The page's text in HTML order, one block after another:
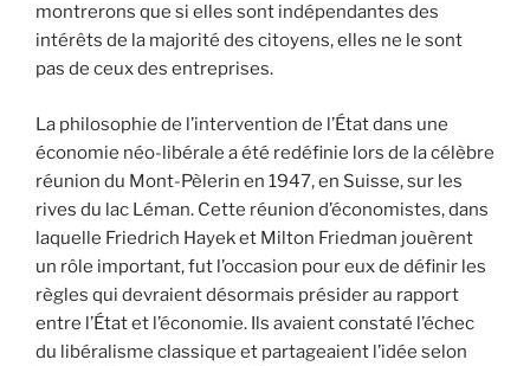
montrerons que si elles sont indépendantes des
intérêts de la majorité des citoyens, elles ne le sont
pas de ceux des entreprises.
La philosophie de l’intervention de l’État dans une
économie néo-libérale a été redéfinie lors de la célèbre
réunion du Mont-Pèlerin en 1947, en Suisse, sur les
rives du lac Léman. Cette réunion d’économistes, dans
laquelle Friedrich Hayek et Milton Friedman jouèrent
un rôle important, fut l’occasion pour eux de définir les
règles qui devraient désormais présider au rapport
entre l’État et l’économie. Ils avaient constaté l’échec
du libéralisme classique et partageaient l’idée selon